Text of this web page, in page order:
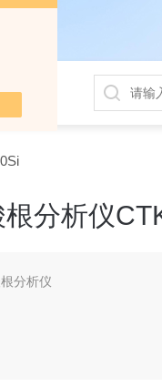
分析仪
分析仪